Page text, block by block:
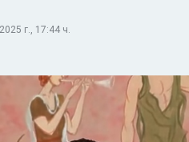
г., 17:44 ч.